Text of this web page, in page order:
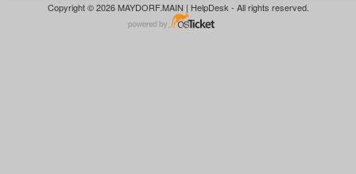
Copyright © 2026 MAYDORF.MAIN | HelpDesk - All rights reserved.